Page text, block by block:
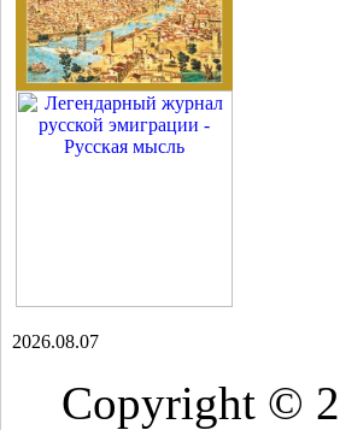
2026.08.07
Copyright ©